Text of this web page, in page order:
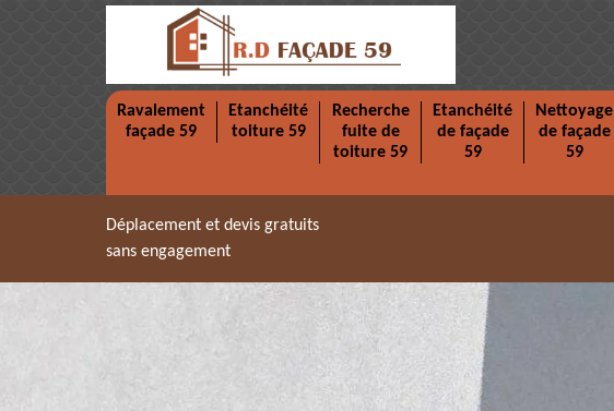
Ravalement
façade 59
Etanchéité
toiture 59
Recherche
fuite de
toiture 59
Etanchéité
de façade
59
Nettoyage
de façade
59
Déplacement et devis gratuits
sans engagement